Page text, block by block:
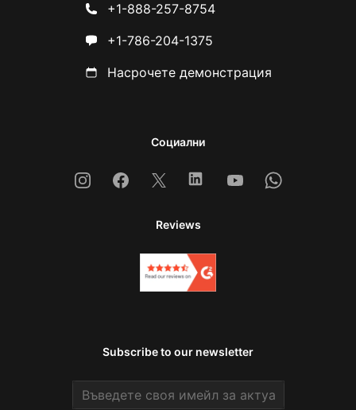
+1-888-257-8754
+1-786-204-1375
Насрочете демонстрация
Социални
InstagramFacebook
X LinkedinYoutubeWhatsapp
Reviews
Subscribe to our newsletter
Email address